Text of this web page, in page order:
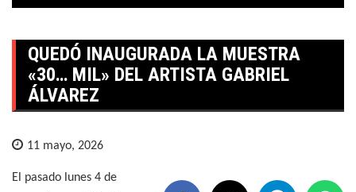
QUEDÓ INAUGURADA LA MUESTRA
«30… MIL» DEL ARTISTA GABRIEL
ÁLVAREZ
11 mayo, 2026
El pasado lunes 4 de